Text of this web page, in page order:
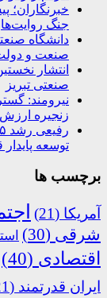
خبرنگاران؛
جنگ روایت‌ها
دانشگاه
صنعت و
انتشار
صنعتی تبریز
نیرومند:
زنجیره
توسعه
برچسب ها
آمریکا (21)
شرقی (30)
اقتصادی (40)
ایران قدرتمند (21)